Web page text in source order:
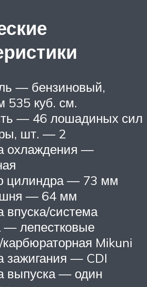
— бензиновый,
535 куб. см.
— 46 лошадиных сил
шт. — 2
охлаждения —
цилиндра — 73 мм
— 64 мм
впуска/система
— лепестковые
карбюраторная Mikuni
зажигания — CDI
выпуска — один